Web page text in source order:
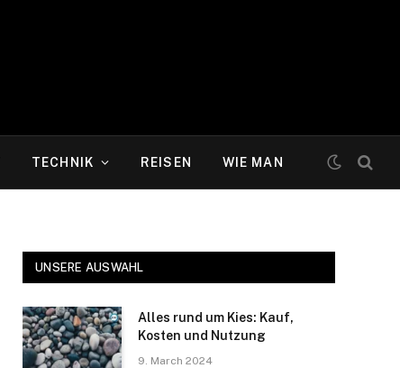
TECHNIK REISEN WIE MAN
UNSERE AUSWAHL
Alles rund um Kies: Kauf,
Kosten und Nutzung
9. March 2024